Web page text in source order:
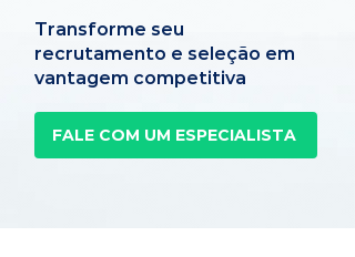
Transforme seu
recrutamento e seleção em
vantagem competitiva
FALE COM UM ESPECIALISTA